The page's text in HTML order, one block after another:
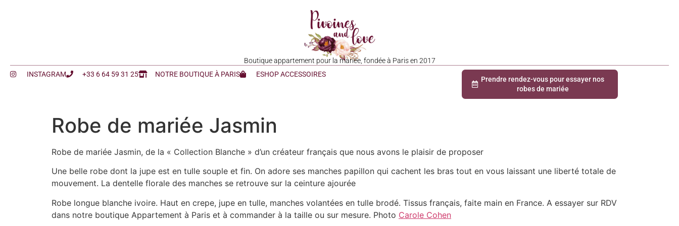
Boutique appartement pour la mariée, fondée à Paris en 2017
INSTAGRAM
+33 6 64 59 31 25 NOTRE BOUTIQUE À PARIS ESHOP ACCESSOIRES
Prendre rendez-vous pour essayer nos
robes de mariée
Robe de mariée Jasmin
Robe de mariée Jasmin, de la « Collection Blanche » d’un créateur français que nous avons le plaisir de proposer
Une belle robe dont la jupe est en tulle souple et fin. On adore ses manches papillon qui cachent les bras tout en vous laissant une liberté totale de
mouvement. La dentelle florale des manches se retrouve sur la ceinture ajourée
Robe longue blanche ivoire. Haut en crepe, jupe en tulle, manches volantées en tulle brodé. Tissus français, faite main en France. A essayer sur RDV
dans notre boutique Appartement à Paris et à commander à la taille ou sur mesure. Photo Carole Cohen